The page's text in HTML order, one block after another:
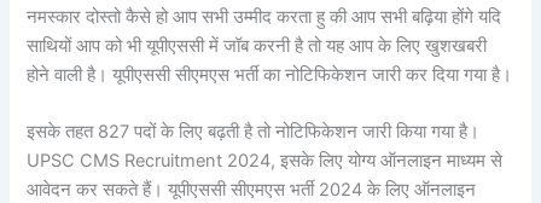
नमस्कार दोस्तो कैसे हो आप सभी उम्मीद करता हु की आप सभी बढ़िया होंगे यदि
साथियों आप को भी यूपीएससी में जॉब करनी है तो यह आप के लिए खुशखबरी
होने वाली है। यूपीएससी सीएमएस भर्ती का नोटिफिकेशन जारी कर दिया गया है।
इसके तहत 827 पदों के लिए बढ़ती है तो नोटिफिकेशन जारी किया गया है।
UPSC CMS Recruitment 2024, इसके लिए योग्य ऑनलाइन माध्यम से
आवेदन कर सकते हैं। यूपीएससी सीएमएस भर्ती 2024 के लिए ऑनलाइन